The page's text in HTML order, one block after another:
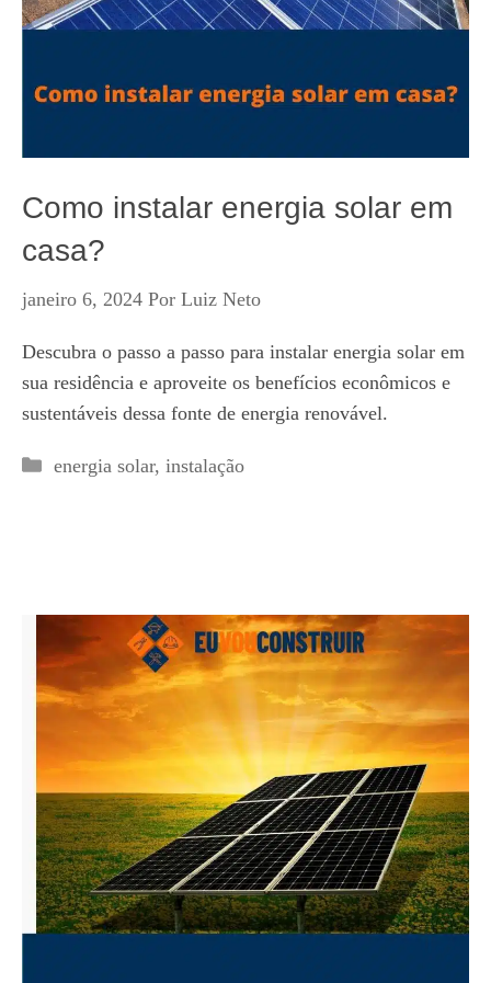
Como instalar energia solar em
casa?
janeiro 6, 2024 Por Luiz Neto
Descubra o passo a passo para instalar energia solar em
sua residência e aproveite os benefícios econômicos e
sustentáveis dessa fonte de energia renovável.
Categorias
energia solar, instalação